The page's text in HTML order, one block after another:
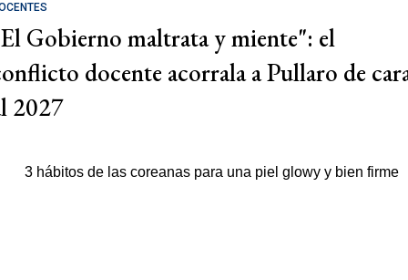
Gobierno maltrata y miente": el
docente acorrala a Pullaro de
2027